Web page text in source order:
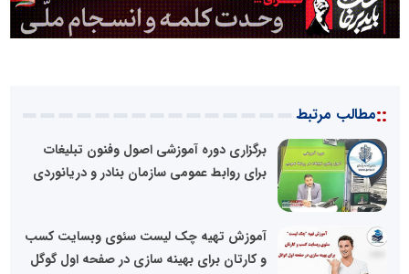
::مطالب مرتبط
برگزاری دوره آموزشی اصول وفنون تبلیغات
برای روابط عمومی سازمان بنادر و دریانوردی
آموزش تهیه چک لیست سئوی وبسایت کسب
و کارتان برای بهینه سازی در صفحه اول گوگل